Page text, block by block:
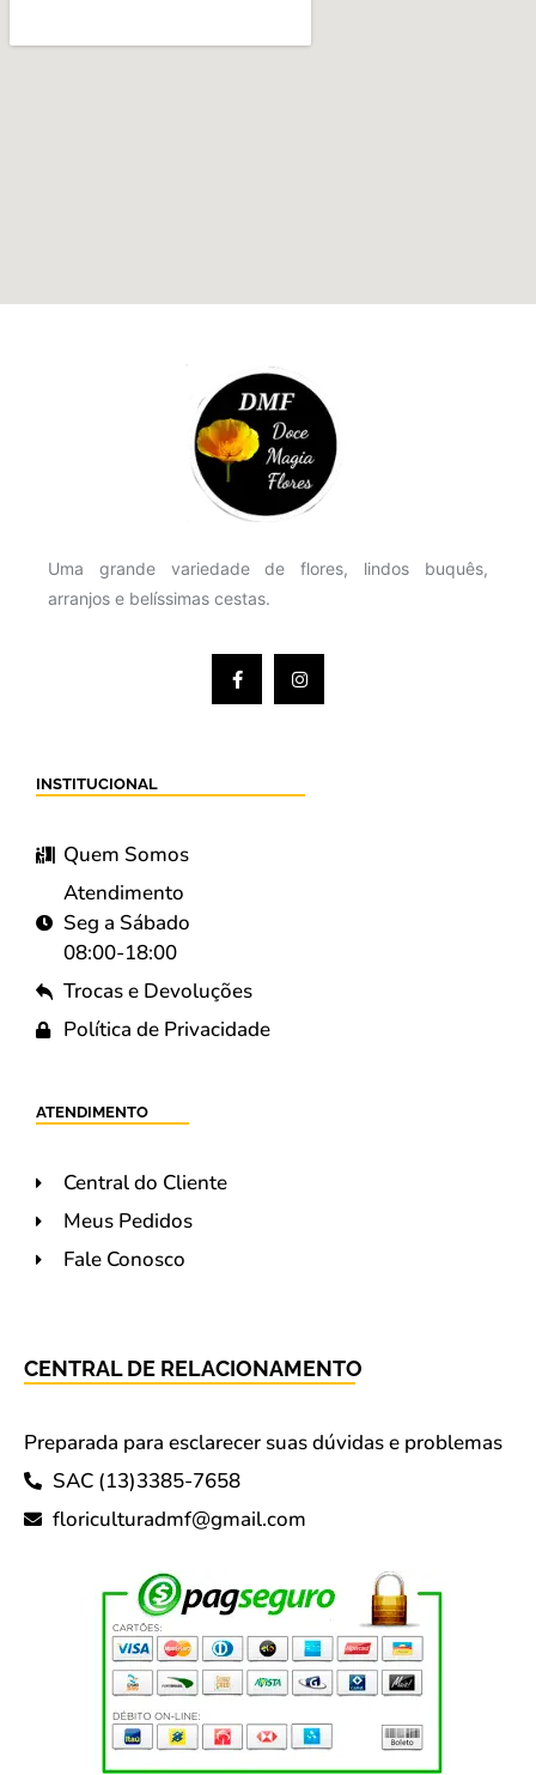
Uma grande variedade de flores, lindos buquês,
arranjos e belíssimas cestas.
INSTITUCIONAL
Quem Somos
Atendimento
Seg a Sábado
08:00-18:00
Trocas e Devoluções
Política de Privacidade
ATENDIMENTO
Central do Cliente
Meus Pedidos
Fale Conosco
CENTRAL DE RELACIONAMENTO
Preparada para esclarecer suas dúvidas e problemas
SAC (13)3385-7658
floriculturadmf@gmail.com